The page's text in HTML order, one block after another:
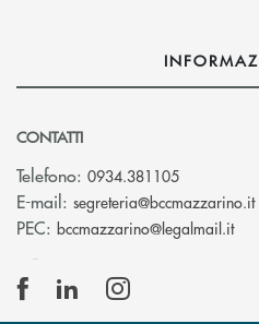
CONTATTI
Telefono: 0934.381105
E-mail: segreteria@bccmazzarino.it
PEC: bccmazzarino@legalmail.it(si